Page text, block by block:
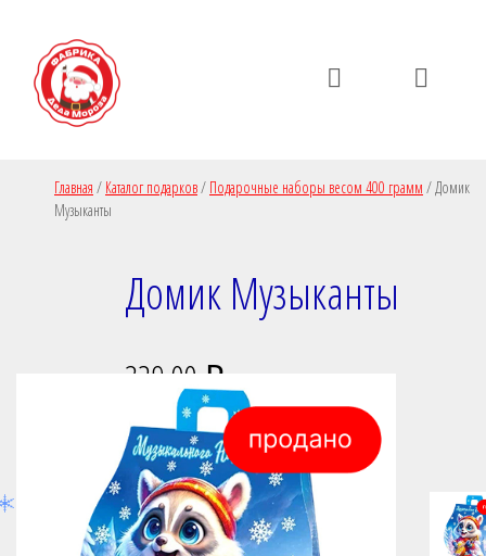
навигацию
Главная / Каталог подарков/ Подарочные наборы весом 400 грамм / Домик
Музыканты
Домик Музыканты
329,00 ₽
Нет в наличии